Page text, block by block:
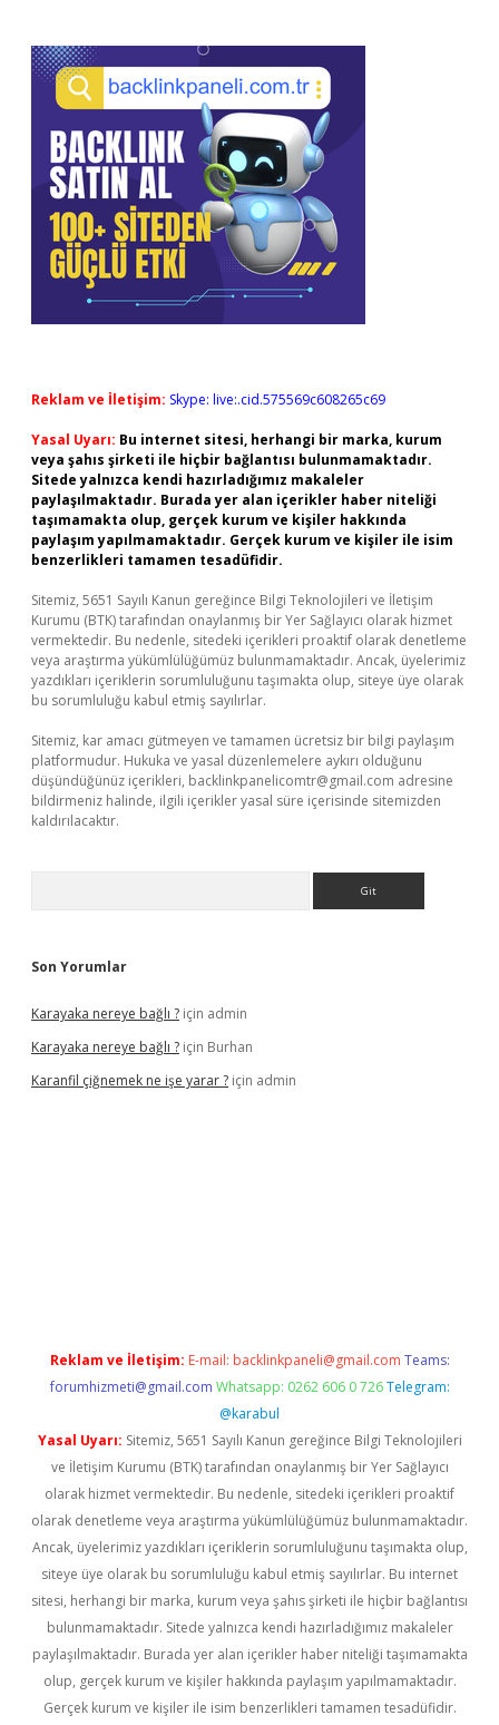
Reklam ve İletişim: Skype: live:.cid.575569c608265c69
Yasal Uyarı: Bu internet sitesi, herhangi bir marka, kurum
veya şahıs şirketi ile hiçbir bağlantısı bulunmamaktadır.
Sitede yalnızca kendi hazırladığımız makaleler
paylaşılmaktadır. Burada yer alan içerikler haber niteliği
taşımamakta olup, gerçek kurum ve kişiler hakkında
paylaşım yapılmamaktadır. Gerçek kurum ve kişiler ile isim
benzerlikleri tamamen tesadüfidir.
Sitemiz, 5651 Sayılı Kanun gereğince Bilgi Teknolojileri ve İletişim
Kurumu (BTK) tarafından onaylanmış bir Yer Sağlayıcı olarak hizmet
vermektedir. Bu nedenle, sitedeki içerikleri proaktif olarak denetleme
veya araştırma yükümlülüğümüz bulunmamaktadır. Ancak, üyelerimiz
yazdıkları içeriklerin sorumluluğunu taşımakta olup, siteye üye olarak
bu sorumluluğu kabul etmiş sayılırlar.
Sitemiz, kar amacı gütmeyen ve tamamen ücretsiz bir bilgi paylaşım
platformudur. Hukuka ve yasal düzenlemelere aykırı olduğunu
düşündüğünüz içerikleri, backlinkpanelicomtr@gmail.com adresine
bildirmeniz halinde, ilgili içerikler yasal süre içerisinde sitemizden
kaldırılacaktır.
Son Yorumlar
Karayaka nereye bağlı ? için admin
Karayaka nereye bağlı ? için Burhan
Karanfil çiğnemek ne işe yarar ? için admin
Reklam ve İletişim: E-mail: backlinkpaneli@gmail.com Teams:
forumhizmeti@gmail.com Whatsapp: 0262 606 0 726 Telegram:
@karabul
Yasal Uyarı: Sitemiz, 5651 Sayılı Kanun gereğince Bilgi Teknolojileri
ve İletişim Kurumu (BTK) tarafından onaylanmış bir Yer Sağlayıcı
olarak hizmet vermektedir. Bu nedenle, sitedeki içerikleri proaktif
olarak denetleme veya araştırma yükümlülüğümüz bulunmamaktadır.
Ancak, üyelerimiz yazdıkları içeriklerin sorumluluğunu taşımakta olup,
siteye üye olarak bu sorumluluğu kabul etmiş sayılırlar. Bu internet
sitesi, herhangi bir marka, kurum veya şahıs şirketi ile hiçbir bağlantısı
bulunmamaktadır. Sitede yalnızca kendi hazırladığımız makaleler
paylaşılmaktadır. Burada yer alan içerikler haber niteliği taşımamakta
olup, gerçek kurum ve kişiler hakkında paylaşım yapılmamaktadır.
Gerçek kurum ve kişiler ile isim benzerlikleri tamamen tesadüfidir.